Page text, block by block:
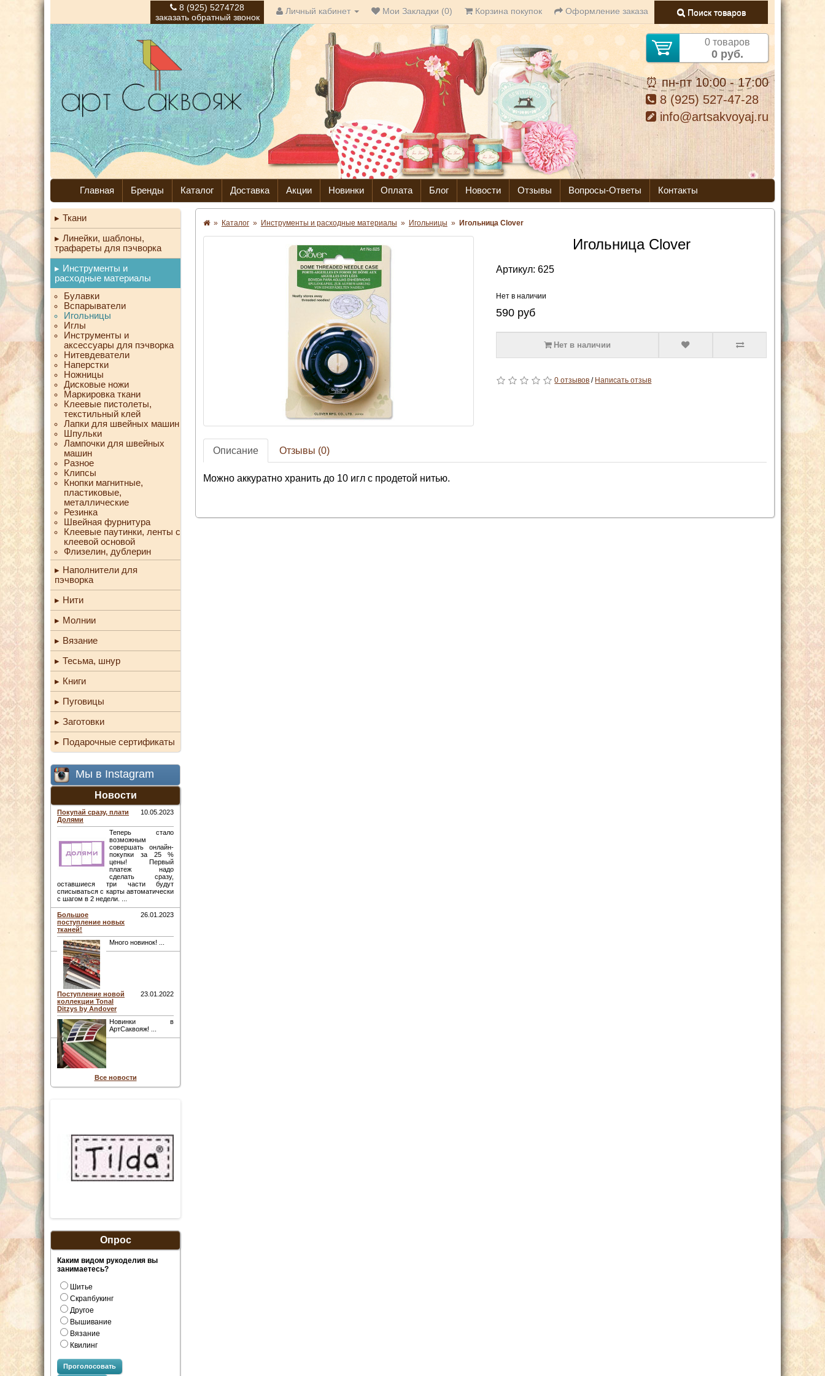
8 (925) 5274728
заказать обратный звонок
Личный кабинет Мои Закладки (0) Корзина покупок Оформление заказа Поиск товаров
0 товаров
0 руб.
⏰ пн-пт 10:00 - 17:00
8 (925) 527-47-28
info@artsakvoyaj.ru
Главная Бренды Каталог Доставка Акции Новинки Оплата Блог Новости Отзывы Вопросы-Ответы Контакты
Ткани
Линейки, шаблоны,
трафареты для пэчворка
Инструменты и
расходные материалы
Булавки
Вспарыватели
Игольницы
Иглы
Инструменты и
аксессуары для пэчворка
Нитевдеватели
Наперстки
Ножницы
Дисковые ножи
Маркировка ткани
Клеевые пистолеты,
текстильный клей
Лапки для швейных машин
Шпульки
Лампочки для швейных
машин
Разное
Клипсы
Кнопки магнитные,
пластиковые,
металлические
Резинка
Швейная фурнитура
Клеевые паутинки, ленты с
клеевой основой
Флизелин, дублерин
Наполнители для
пэчворка
Нити
Молнии
Вязание
Тесьма, шнур
Книги
Пуговицы
Заготовки
Подарочные сертификаты
Мы в Instagram
Новости
Покупай сразу, плати
Долями
10.05.2023
Теперь стало
возможным
совершать онлайн-
покупки за 25 %
цены! Первый
платеж надо
сделать сразу,
оставшиеся три части будут
списываться с карты автоматически
с шагом в 2 недели. ...
Большое
поступление новых
тканей!
26.01.2023
Много новинок! ...
Поступление новой
коллекции Tonal
Ditzys by Andover
23.01.2022
Новинки в
АртСаквояж! ...
Все новости
Опрос
Каким видом рукоделия вы
занимаетесь?
Шитье
Скрапбукинг
Другое
Вышивание
Вязание
Квилинг
Проголосовать
» Каталог » Инструменты и расходные материалы » Игольницы » Игольница Clover
Игольница Clover
Артикул:625
Нет в наличии
590 руб
Нет в наличии
0 отзывов / Написать отзыв
Описание Отзывы (0)
Можно аккуратно хранить до 10 игл с продетой нитью.